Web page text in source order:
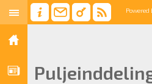
Powered